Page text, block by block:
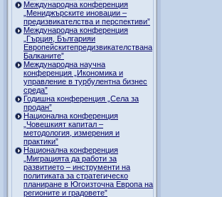
Международна конференция
„Мениджърските иновации –
предизвикателства и перспективи”
Международна конференция
„Гърция, Българияи
Европейскитепредизвикателствана
Балканите”
Международна научна
конференция „Икономика и
управление в турбулентна бизнес
среда”
Годишна конференция „Селa за
продан”
Национална конференция
„Човешкият капитал –
методология, измерения и
практики”
Национална конференция
„Миграцията да работи за
развитието – инструменти на
политиката за стратегическо
планиране в Югоизточна Европа на
регионите и градовете”